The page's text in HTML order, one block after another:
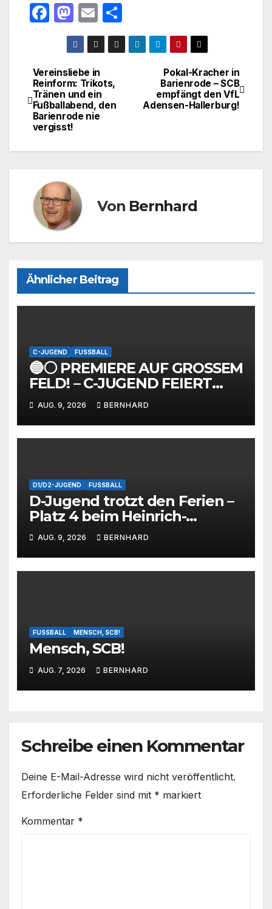
F
e
b
o
o
k
M
a
st
o
d
o
E
m
ail
ei
le
BeitragsnavigationPokal-Kracher in
Barienrode – SCB
empfängt den VfL
Adensen-Hallerburg!
Vereinsliebe in
Reinform: Trikots,
Tränen und ein
Fußballabend, den
Barienrode nie
vergisst!
Von Bernhard
Ähnlicher Beitrag
C-JUGEND FUSSBALL
🔵⚪ PREMIERE AUF GROSSEM
FELD! – C-JUGEND FEIERT
ERSTEN TESTSPIELAUFTRITT
⚽ AEB Hildesheim – SC
Barienrode 5:3 (1:2/2:3)
AUG. 9, 2026 BERNHARD
D1/D2-JUGEND FUSSBALL
D-Jugend trotzt den Ferien –
Platz 4 beim Heinrich-
Dammann-Cup macht Lust
auf die Saison!
AUG. 9, 2026 BERNHARD
FUSSBALL MENSCH, SCB!
Mensch, SCB!
AUG. 7, 2026 BERNHARD
Schreibe einen Kommentar
Deine E-Mail-Adresse wird nicht veröffentlicht.
Erforderliche Felder sind mit * markiert
Kommentar *